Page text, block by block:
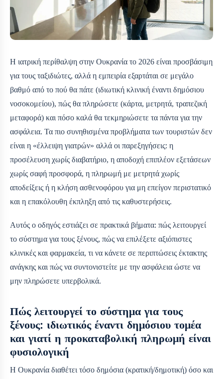
Η ιατρική περίθαλψη στην Ουκρανία το 2026 είναι προσβάσιμη
για τους ταξιδιώτες, αλλά η εμπειρία εξαρτάται σε μεγάλο
βαθμό από το πού θα πάτε (ιδιωτική κλινική έναντι δημόσιου
νοσοκομείου), πώς θα πληρώσετε (κάρτα, μετρητά, τραπεζική
μεταφορά) και πόσο καλά θα τεκμηριώσετε τα πάντα για την
ασφάλεια. Τα πιο συνηθισμένα προβλήματα των τουριστών δεν
είναι η «έλλειψη γιατρών» αλλά οι παρεξηγήσεις: η
προσέλευση χωρίς διαβατήριο, η αποδοχή επιπλέον εξετάσεων
χωρίς σαφή προσφορά, η πληρωμή με μετρητά χωρίς
αποδείξεις ή η κλήση ασθενοφόρου για μη επείγον περιστατικό
και η επακόλουθη έκπληξη από τις καθυστερήσεις.
Αυτός ο οδηγός εστιάζει σε πρακτικά βήματα: πώς λειτουργεί
το σύστημα για τους ξένους, πώς να επιλέξετε αξιόπιστες
κλινικές και φαρμακεία, τι να κάνετε σε περιπτώσεις έκτακτης
ανάγκης και πώς να συντονιστείτε με την ασφάλεια ώστε να
μην πληρώσετε υπερβολικά.
Πώς λειτουργεί το σύστημα για τους
ξένους: ιδιωτικός έναντι δημόσιου τομέα
και γιατί η προκαταβολική πληρωμή είναι
φυσιολογική
Η Ουκρανία διαθέτει τόσο δημόσια (κρατική/δημοτική) όσο και